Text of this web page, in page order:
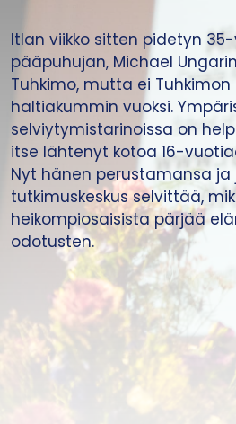
Itlan viikko sitten pidetyn
pääpuhujan, Michael
Tuhkimo, mutta ei
haltiakummin vuoksi.
selviytymistarinoissa on
itse lähtenyt kotoa 16-
Nyt hänen perustamansa
tutkimuskeskus selvittää,
heikompiosaisista pärjää
odotusten.